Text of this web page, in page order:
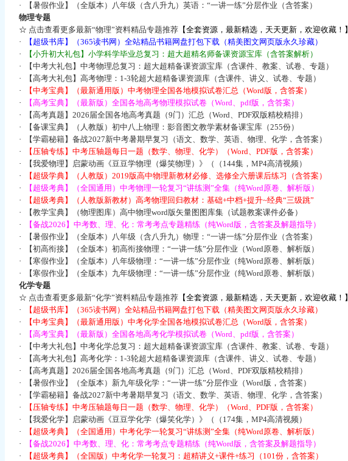
·
【暑假作业】（全版本）八年级（含八升九）英语：“一讲一练”分层作业（含答案）
物理专题
☆ 点击查看更多最新“物理”资料精品专题推荐【全套资源，最新精选，天天更新，欢迎收藏！】
·
【超级书库】（365读书网）全站精品书籍网盘打包下载（精美图文网页版永久珍藏）
·
【小升初大礼包】小学科学毕业总复习：超大超精名师备课资源宝库（含答案解析）
·
【中考大礼包】中考物理总复习：超大超精备课资源宝库（含课件、教案、试卷、专题）
·
【高考大礼包】高考物理：1-3轮超大超精备课资源库（含课件、讲义、试卷、专题）
·
【中考宝典】（最新通用版）中考物理全国各地模拟试卷汇总（Word版，含答案）
·
【高考宝典】（最新版）全国各地高考物理模拟试卷（Word、pdf版，含答案）
·
【高考真题】2026届全国各地高考真题（9门）汇总（Word、PDF双版精校精排）
·
【备课宝典】（人教版）初中八上物理：影音图文教学素材备课宝库（255份）
·
【学霸秘籍】备战2027新中考暑期早复习（语文、数学、英语、物理、化学，含答案）
·
【压轴专练】中考压轴题每日一题（数学、物理、化学）（Word、PDF版，含答案）
·
【我爱物理】启蒙动画《豆豆学物理（爆笑物理）》（（144集，MP4高清视频）
·
【超级学典】（人教版）2019版高中物理新教材必修、选修全六册课后练习（含答案）
·
【超级考典】（全国通用）中考物理一轮复习“讲练测”全集（纯Word原卷、解析版）
·
【超级考典】（人教版新教材）高考物理回归教材：基础+中档+提升~经典“三级跳”
·
【教学宝典】（物理图库）高中物理word版矢量图图库集（试题教案课件必备）
·
【备战2026】中考数、理、化：常考考点专题精练（纯Word版，含答案及解题指导）
·
【暑假作业】（全版本）八年级（含八升九）物理：“一讲一练”分层作业（含答案）
·
【初高衔接】（全版本）初高衔接物理：“一讲一练”分层作业（Word原卷、解析版）
·
【寒假作业】（全版本）八年级物理：“一讲一练”分层作业（纯Word原卷、解析版）
·
【寒假作业】（全版本）九年级物理：“一讲一练”分层作业（纯Word原卷、解析版）
化学专题
☆ 点击查看更多最新“化学”资料精品专题推荐【全套资源，最新精选，天天更新，欢迎收藏！】
·
【超级书库】（365读书网）全站精品书籍网盘打包下载（精美图文网页版永久珍藏）
·
【中考宝典】（最新通用版）中考化学全国各地模拟试卷汇总（Word版，含答案）
·
【高考宝典】（最新版）全国各地高考化学模拟试卷（Word、pdf版，含答案）
·
【中考大礼包】中考化学总复习：超大超精备课资源宝库（含课件、教案、试卷、专题）
·
【高考大礼包】高考化学：1-3轮超大超精备课资源库（含课件、讲义、试卷、专题）
·
【高考真题】2026届全国各地高考真题（9门）汇总（Word、PDF双版精校精排）
·
【暑假作业】（全版本）新九年级化学：“一讲一练”分层作业（Word版，含答案）
·
【学霸秘籍】备战2027新中考暑期早复习（语文、数学、英语、物理、化学，含答案）
·
【压轴专练】中考压轴题每日一题（数学、物理、化学）（Word、PDF版，含答案）
·
【我爱化学】启蒙动画《豆豆学化学（爆笑化学）》（（174集，MP4高清视频）
·
【超级考典】（全国通用）中考化学一轮复习“讲练测”全集（纯Word原卷、解析版）
·
【备战2026】中考数、理、化：常考考点专题精练（纯Word版，含答案及解题指导）
·
【超级考典】（全国版）中考化学一轮复习：超精讲义+课件+练习（101份，含答案）